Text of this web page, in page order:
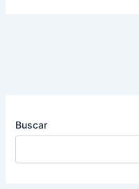
Buscar